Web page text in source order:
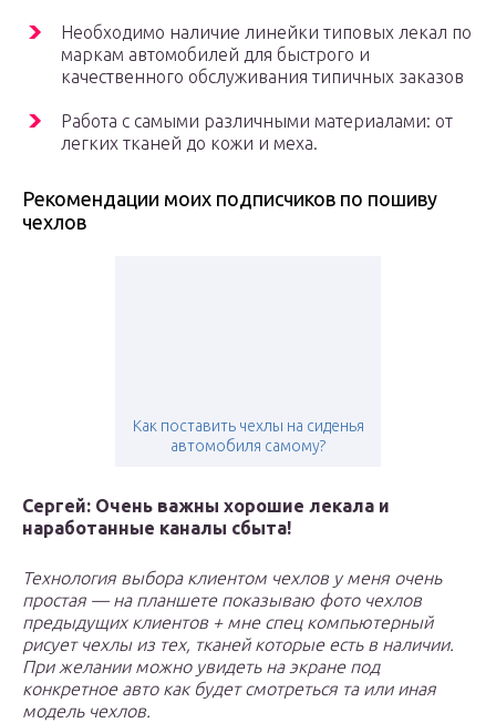
Необходимо наличие линейки типовых лекал по
маркам автомобилей для быстрого и
качественного обслуживания типичных заказов
Работа с самыми различными материалами: от
легких тканей до кожи и меха.
Рекомендации моих подписчиков по пошиву
чехлов
Как поставить чехлы на сиденья
автомобиля самому?
Сергей: Очень важны хорошие лекала и
наработанные каналы сбыта!
Технология выбора клиентом чехлов у меня очень
простая — на планшете показываю фото чехлов
предыдущих клиентов + мне спец компьютерный
рисует чехлы из тех, тканей которые есть в наличии.
При желании можно увидеть на экране под
конкретное авто как будет смотреться та или иная
модель чехлов.